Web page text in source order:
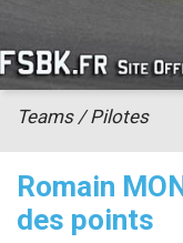
Romain
des points
Teams / Pilotes